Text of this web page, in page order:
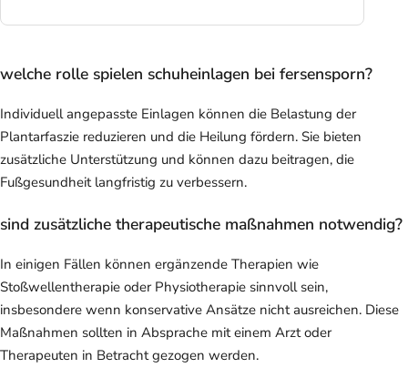
welche rolle spielen schuheinlagen bei fersensporn?
Individuell angepasste Einlagen können die Belastung der
Plantarfaszie reduzieren und die Heilung fördern. Sie bieten
zusätzliche Unterstützung und können dazu beitragen, die
Fußgesundheit langfristig zu verbessern.
sind zusätzliche therapeutische maßnahmen notwendig?
In einigen Fällen können ergänzende Therapien wie
Stoßwellentherapie oder Physiotherapie sinnvoll sein,
insbesondere wenn konservative Ansätze nicht ausreichen. Diese
Maßnahmen sollten in Absprache mit einem Arzt oder
Therapeuten in Betracht gezogen werden.